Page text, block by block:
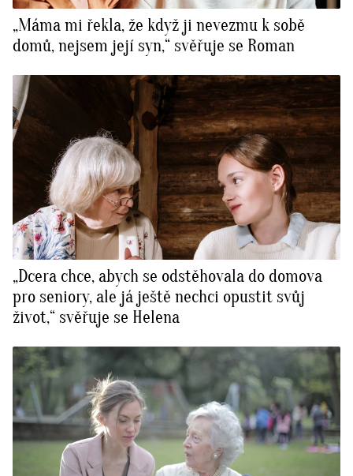
„Máma mi řekla, že když ji nevezmu k sobě
domů, nejsem její syn,“ svěřuje se Roman
„Dcera chce, abych se odstěhovala do domova
pro seniory, ale já ještě nechci opustit svůj
život,“ svěřuje se Helena